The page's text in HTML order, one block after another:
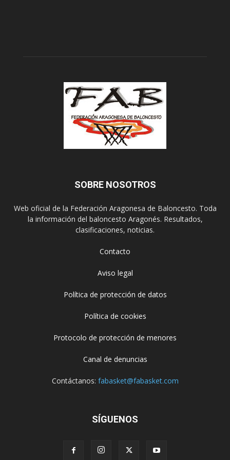
SOBRE NOSOTROS
Web oficial de la Federación Aragonesa de Baloncesto. Toda
la información del baloncesto Aragonés. Resultados,
clasificaciones, noticias.
Contacto
Aviso legal
Política de protección de datos
Política de cookies
Protocolo de protección de menores
Canal de denuncias
Contáctanos: fabasket@fabasket.com
SÍGUENOS